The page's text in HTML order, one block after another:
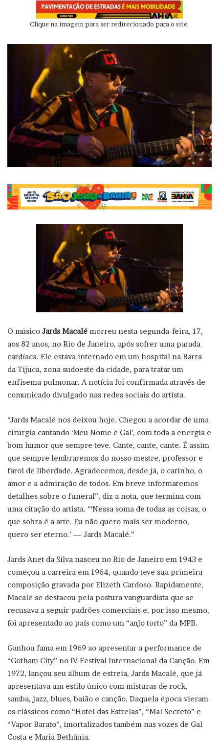
Clique na imagem para ser redirecionado para o site.
O músico Jards Macalé morreu nesta segunda-feira, 17,
aos 82 anos, no Rio de Janeiro, após sofrer uma parada
cardíaca. Ele estava internado em um hospital na Barra
da Tijuca, zona sudoeste da cidade, para tratar um
enfisema pulmonar. A notícia foi confirmada através de
comunicado divulgado nas redes sociais do artista.
“Jards Macalé nos deixou hoje. Chegou a acordar de uma
cirurgia cantando ‘Meu Nome é Gal’, com toda a energia e
bom humor que sempre teve. Cante, cante, cante. É assim
que sempre lembraremos do nosso mestre, professor e
farol de liberdade. Agradecemos, desde já, o carinho, o
amor e a admiração de todos. Em breve informaremos
detalhes sobre o funeral”, diz a nota, que termina com
uma citação do artista. “‘Nessa soma de todas as coisas, o
que sobra é a arte. Eu não quero mais ser moderno,
quero ser eterno.’ — Jards Macalé.”
Jards Anet da Silva nasceu no Rio de Janeiro em 1943 e
começou a carreira em 1964, quando teve sua primeira
composição gravada por Elizeth Cardoso. Rapidamente,
Macalé se destacou pela postura vanguardista que se
recusava a seguir padrões comerciais e, por isso mesmo,
foi apresentado ao país como um “anjo torto” da MPB.
Ganhou fama em 1969 ao apresentar a performance de
“Gotham City” no IV Festival Internacional da Canção. Em
1972, lançou seu álbum de estreia, Jards Macalé, que já
apresentava um estilo único com misturas de rock,
samba, jazz, blues, baião e canção. Daquela época vieram
os clássicos como “Hotel das Estrelas”, “Mal Secreto” e
“Vapor Barato”, imortalizados também nas vozes de Gal
Costa e Maria Bethânia.